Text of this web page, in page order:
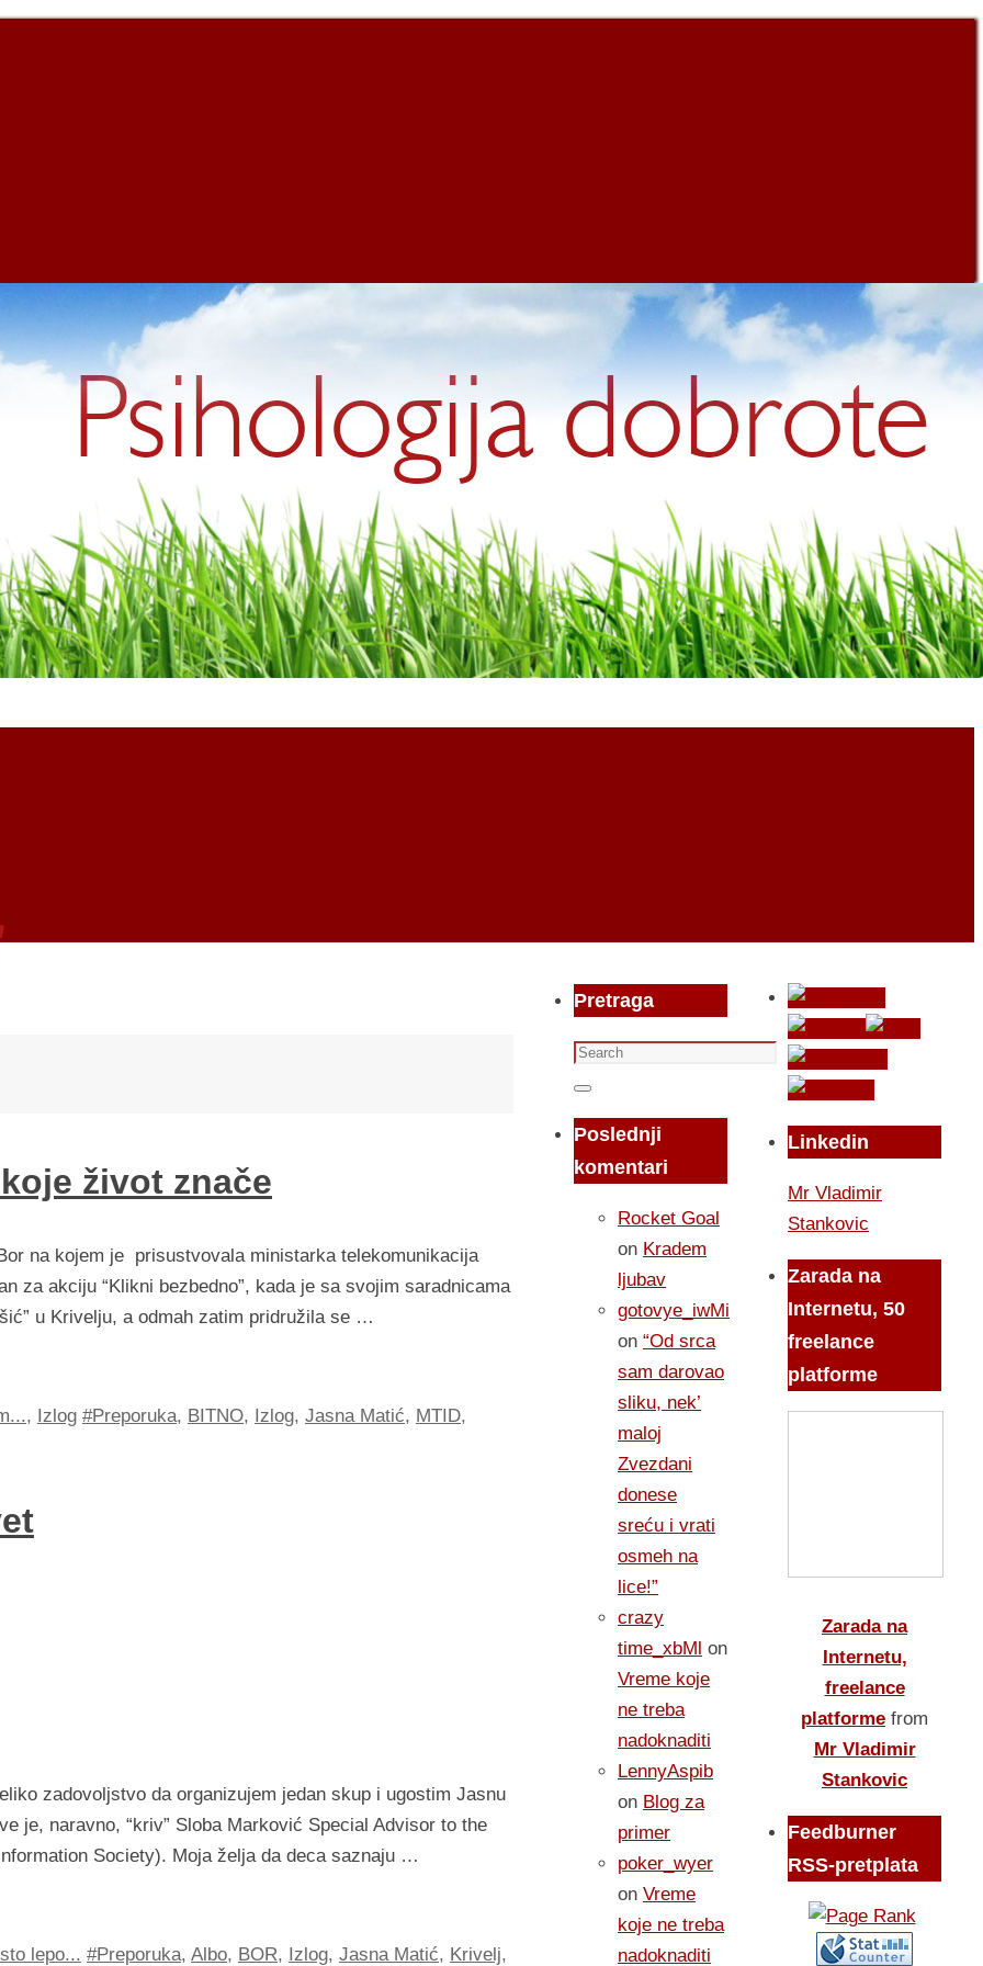
život znače
na kojem je prisustvovala ministarka telekomunikacija
za akciju “Klikni bezbedno”, kada je sa svojim saradnicama
u Krivelju, a odmah zatim pridružila se …
, Izlog #Preporuka, BITNO, Izlog, Jasna Matić, MTID,
zadovoljstvo da organizujem jedan skup i ugostim Jasnu
je, naravno, “kriv” Sloba Marković Special Advisor to the
Society). Moja želja da deca saznaju …
lepo... #Preporuka, Albo, BOR, Izlog, Jasna Matić, Krivelj,
Pretraga
Search
for:
Search
Poslednji
komentari
Rocket Goal
on Kradem
ljubav
gotovye_iwMi
on “Od srca
sam darovao
sliku, nek’
maloj
Zvezdani
donese
sreću i vrati
osmeh na
lice!”
crazy
time_xbMl on
Vreme koje
ne treba
nadoknaditi
LennyAspib
on Blog za
primer
poker_wyer
on Vreme
koje ne treba
nadoknaditi
Linkedin
Mr Vladimir
Stankovic
Zarada na
Internetu, 50
freelance
platforme
Zarada na
Internetu,
freelance
platforme from
Mr Vladimir
Stankovic
Feedburner
RSS-pretplata